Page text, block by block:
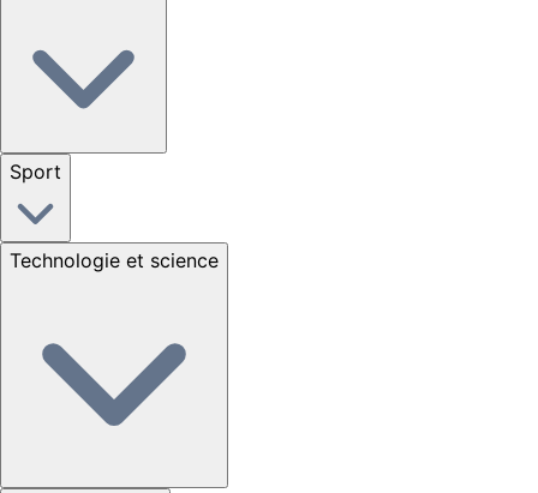
Sport
Technologie et science